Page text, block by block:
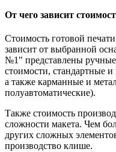
От чего зависит
Стоимость готовой
зависит от выбранной
№1" представлены
стоимости, стандартные
а также карманные и
полуавтоматические).
Также стоимость
сложности макета. Чем
других сложных
производство клише.